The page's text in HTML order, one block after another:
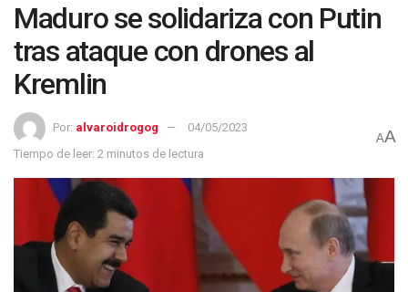
Maduro se solidariza con Putin
tras ataque con drones al
Kremlin
Por: alvaroidrogog
04/05/2023
Tiempo de leer: 2 minutos de lectura
AA